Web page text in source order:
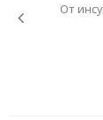
записямОт